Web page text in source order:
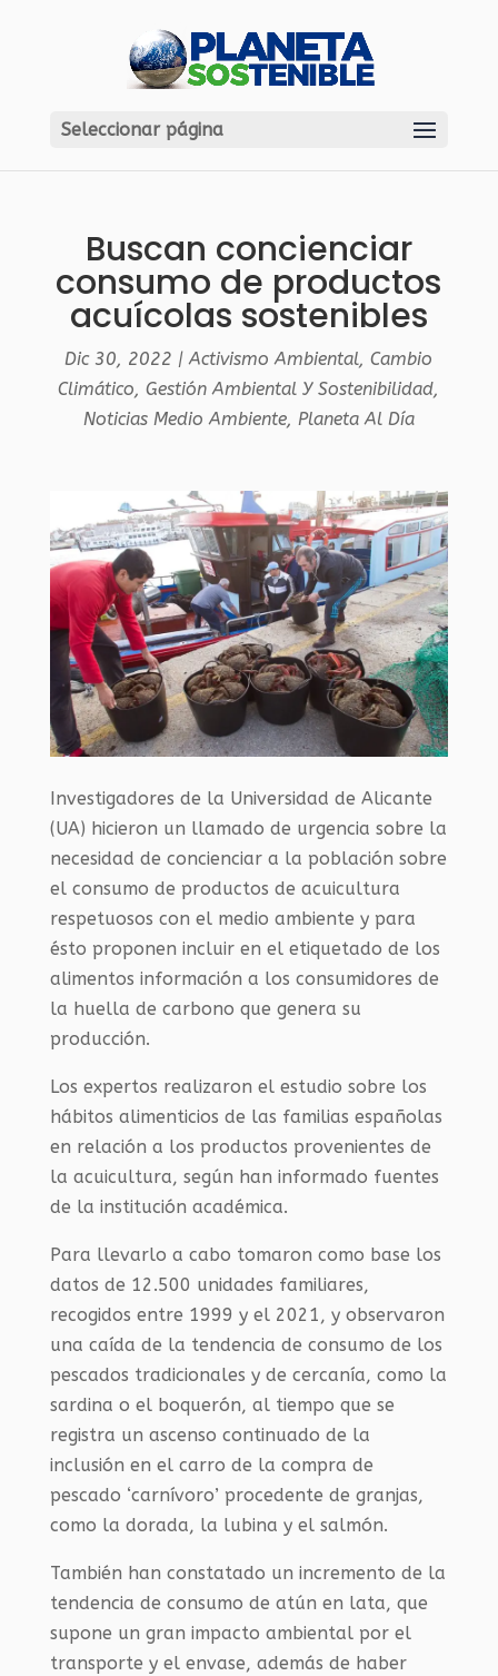
Seleccionar página
Buscan concienciar
consumo de productos
acuícolas sostenibles
Dic 30, 2022 |Activismo Ambiental,Cambio
Climático,Gestión Ambiental Y Sostenibilidad,
Noticias Medio Ambiente, Planeta Al Día
Investigadores de la Universidad de Alicante
(UA) hicieron un llamado de urgencia sobre la
necesidad de concienciar a la población sobre
el consumo de productos de acuicultura
respetuosos con el medio ambiente y para
ésto proponen incluir en el etiquetado de los
alimentos información a los consumidores de
la huella de carbono que genera su
producción.
Los expertos realizaron el estudio sobre los
hábitos alimenticios de las familias españolas
en relación a los productos provenientes de
la acuicultura, según han informado fuentes
de la institución académica.
Para llevarlo a cabo tomaron como base los
datos de 12.500 unidades familiares,
recogidos entre 1999 y el 2021, y observaron
una caída de la tendencia de consumo de los
pescados tradicionales y de cercanía, como la
sardina o el boquerón, al tiempo que se
registra un ascenso continuado de la
inclusión en el carro de la compra de
pescado ‘carnívoro’ procedente de granjas,
como la dorada, la lubina y el salmón.
También han constatado un incremento de la
tendencia de consumo de atún en lata, que
supone un gran impacto ambiental por el
transporte y el envase, además de haber